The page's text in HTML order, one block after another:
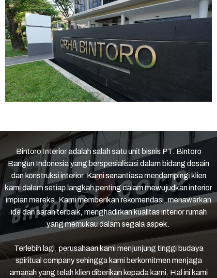
Bintoro Interior adalah salah satu unit bisnis PT. Bintoro
Bangun Indonesia yang berspesialisasi dalam bidang desain
dan konstruksi interior. Kami senantiasa mendampingi klien
kami dalam setiap langkah penting dalam mewujudkan interior
impian mereka. Kami memberikan rekomendasi, menawarkan
ide dan saran terbaik, menghadirkan kualitas interior rumah
yang memukau dalam segala aspek.
Terlebih lagi, perusahaan kami menjunjung tinggi budaya
spiritual company sehingga kami berkomitmen menjaga
amanah yang telah klien diberikan kepada kami. Hal ini kami